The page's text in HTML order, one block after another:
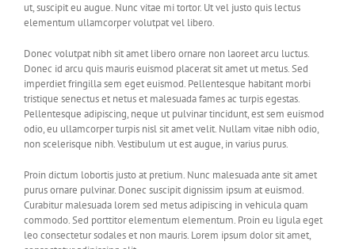
ut, suscipit eu augue. Nunc vitae mi tortor. Ut vel justo quis lectus
elementum ullamcorper volutpat vel libero.
Donec volutpat nibh sit amet libero ornare non laoreet arcu luctus.
Donec id arcu quis mauris euismod placerat sit amet ut metus. Sed
imperdiet fringilla sem eget euismod. Pellentesque habitant morbi
tristique senectus et netus et malesuada fames ac turpis egestas.
Pellentesque adipiscing, neque ut pulvinar tincidunt, est sem euismod
odio, eu ullamcorper turpis nisl sit amet velit. Nullam vitae nibh odio,
non scelerisque nibh. Vestibulum ut est augue, in varius purus.
Proin dictum lobortis justo at pretium. Nunc malesuada ante sit amet
purus ornare pulvinar. Donec suscipit dignissim ipsum at euismod.
Curabitur malesuada lorem sed metus adipiscing in vehicula quam
commodo. Sed porttitor elementum elementum. Proin eu ligula eget
leo consectetur sodales et non mauris. Lorem ipsum dolor sit amet,